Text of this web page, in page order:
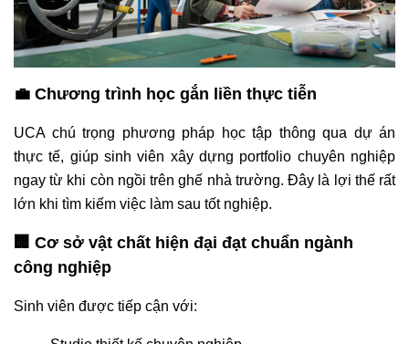
💼 Chương trình học gắn liền thực tiễn
UCA chú trọng phương pháp học tập thông qua dự án
thực tế, giúp sinh viên xây dựng portfolio chuyên nghiệp
ngay từ khi còn ngồi trên ghế nhà trường. Đây là lợi thế rất
lớn khi tìm kiếm việc làm sau tốt nghiệp.
🏢 Cơ sở vật chất hiện đại đạt chuẩn ngành
công nghiệp
Sinh viên được tiếp cận với: